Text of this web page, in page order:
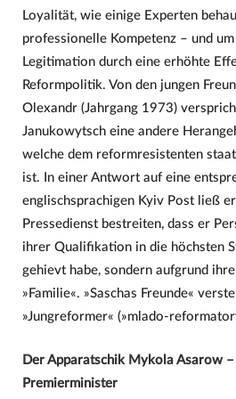
Loyalität, wie einige Experten
professionelle Kompetenz – und
Legitimation durch eine erhöhte
Reformpolitik. Von den jungen
Olexandr (Jahrgang 1973)
Janukowytsch eine andere
welche dem reformresistenten
ist. In einer Antwort auf eine
englischsprachigen Kyiv Post ließ
Pressedienst bestreiten, dass er
ihrer Qualifikation in die höchsten
gehievt habe, sondern aufgrund
»Familie«. »Saschas Freunde«
»Jungreformer« (»mlado-
Der Apparatschik Mykola Asarow
Premierminister